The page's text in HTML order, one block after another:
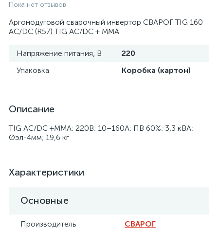
Пока нет отзывов
Аргонодуговой сварочный инвертор СВАРОГ TIG 160
АС/DC (R57) TIG AC/DC + MMA
Напряжение питания, В
220
Упаковка
Коробка (картон)
Описание
TIG AC/DC +MMA; 220В; 10–160А; ПВ 60%; 3,3 кВА;
Øэл-4мм; 19,6 кг
Характеристики
Основные
Производитель СВАРОГ